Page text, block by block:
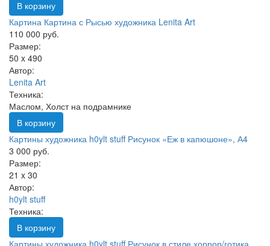
В корзину
Картина Картина с Рысью художника Lenita Art
110 000 руб.
Размер:
50 x 490
Автор:
Lenita Art
Техника:
Маслом, Холст на подрамнике
В корзину
Картины художника h0ylt stuff Рисунок «Еж в капюшоне», А4
3 000 руб.
Размер:
21 x 30
Автор:
h0ylt stuff
Техника:
В корзину